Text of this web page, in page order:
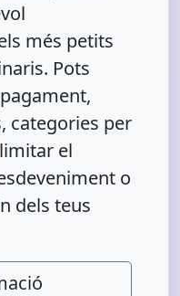
més petits
Pots
categories per
el
o
dels teus